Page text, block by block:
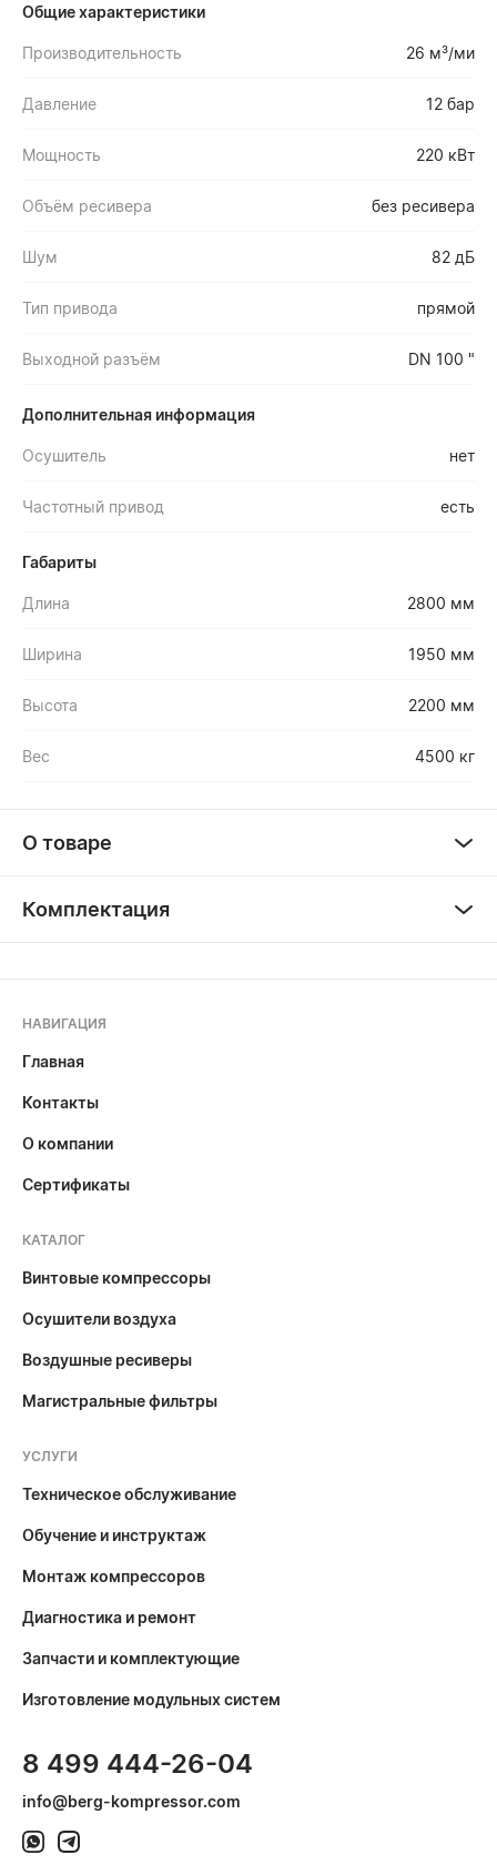
Общие характеристики
Производительность 26 м³/ми
Давление 12 бар
Мощность 220 кВт
Объём ресивера без ресивера
Шум 82 дБ
Тип привода прямой
Выходной разъём DN 100 "
Дополнительная информация
Осушитель нет
Частотный привод есть
Габариты
Длина 2800 мм
Ширина 1950 мм
Высота 2200 мм
Вес 4500 кг
О товаре
Комплектация
НАВИГАЦИЯ
Главная
Контакты
О компании
Сертификаты
КАТАЛОГ
Винтовые компрессоры
Осушители воздуха
Воздушные ресиверы
Магистральные фильтры
УСЛУГИ
Техническое обслуживание
Обучение и инструктаж
Монтаж компрессоров
Диагностика и ремонт
Запчасти и комплектующие
Изготовление модульных систем
8 499 444-26-04
info@berg-kompressor.com